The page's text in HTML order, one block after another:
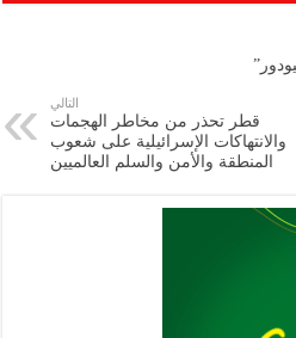
A
p
p
التالي
قطر تحذر من مخاطر الهجمات
والانتهاكات الإسرائيلية على شعوب
المنطقة والأمن والسلم العالميين